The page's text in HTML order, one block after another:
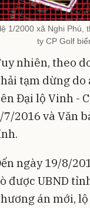
1/2000 xã Nghi
ty CP Golf
nhiên, theo
tạm dừng do
Đại lộ Vinh -
7/2016 và Văn
ngày 19/8/
được UBND
án mới,